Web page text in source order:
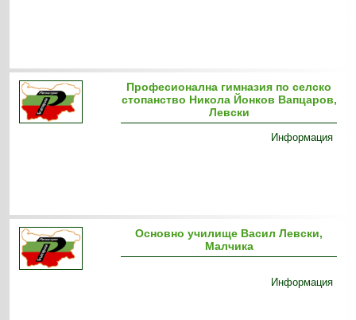
Професионална гимназия по селско
стопанство Никола Йонков Вапцаров,
Левски
Информация
Основно училище Васил Левски,
Малчика
Информация